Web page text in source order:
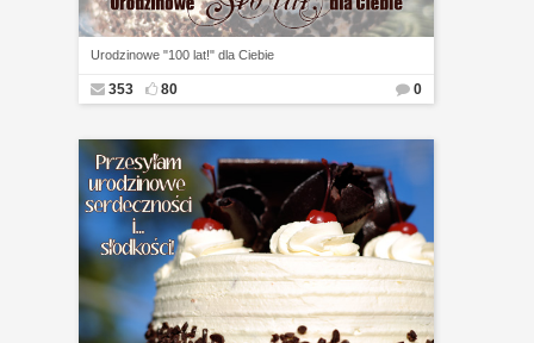
Urodzinowe "100 lat!" dla Ciebie
353 80 0